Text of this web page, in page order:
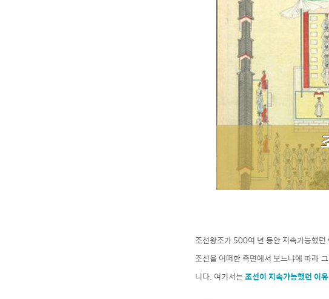
조선왕조가 500여 년 동안 지속가능했던
조선을 어떠한 측면에서 보느냐에 따라
니다. 여기서는조선이 지속가능했던 이